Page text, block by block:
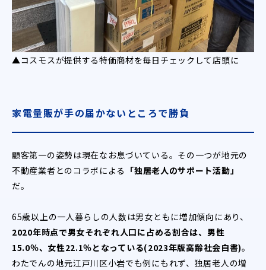
▲コスモスが提供する特価商材を毎日チェックして店頭に
家電量販が手の届かないところで勝負
顧客第一の姿勢は現在なお息づいている。その一つが地元の
不動産業者とのコラボによる 「独居老人のサポート活動」
だ。
65歳以上の一人暮らしの人数は男女ともに増加傾向にあり、
2020年時点で男女それぞれ人口に占める割合は、男性
15.0％、女性22.1％となっている(2023年版高齢社会白書)。
わたでんの地元江戸川区小岩でも例にもれず、独居老人の増